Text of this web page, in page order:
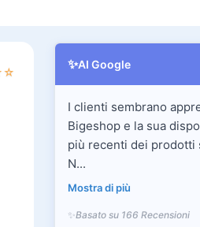
☆
✨AI Google
I clienti sembrano
Bigeshop e la sua
più recenti dei prodotti
N...
Mostra di più
Basato su 166 Recensioni